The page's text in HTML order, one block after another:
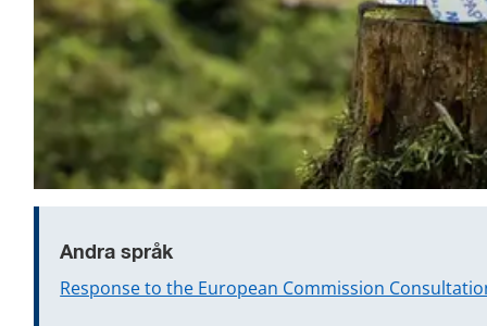
Andra språk
Response to the European Commission